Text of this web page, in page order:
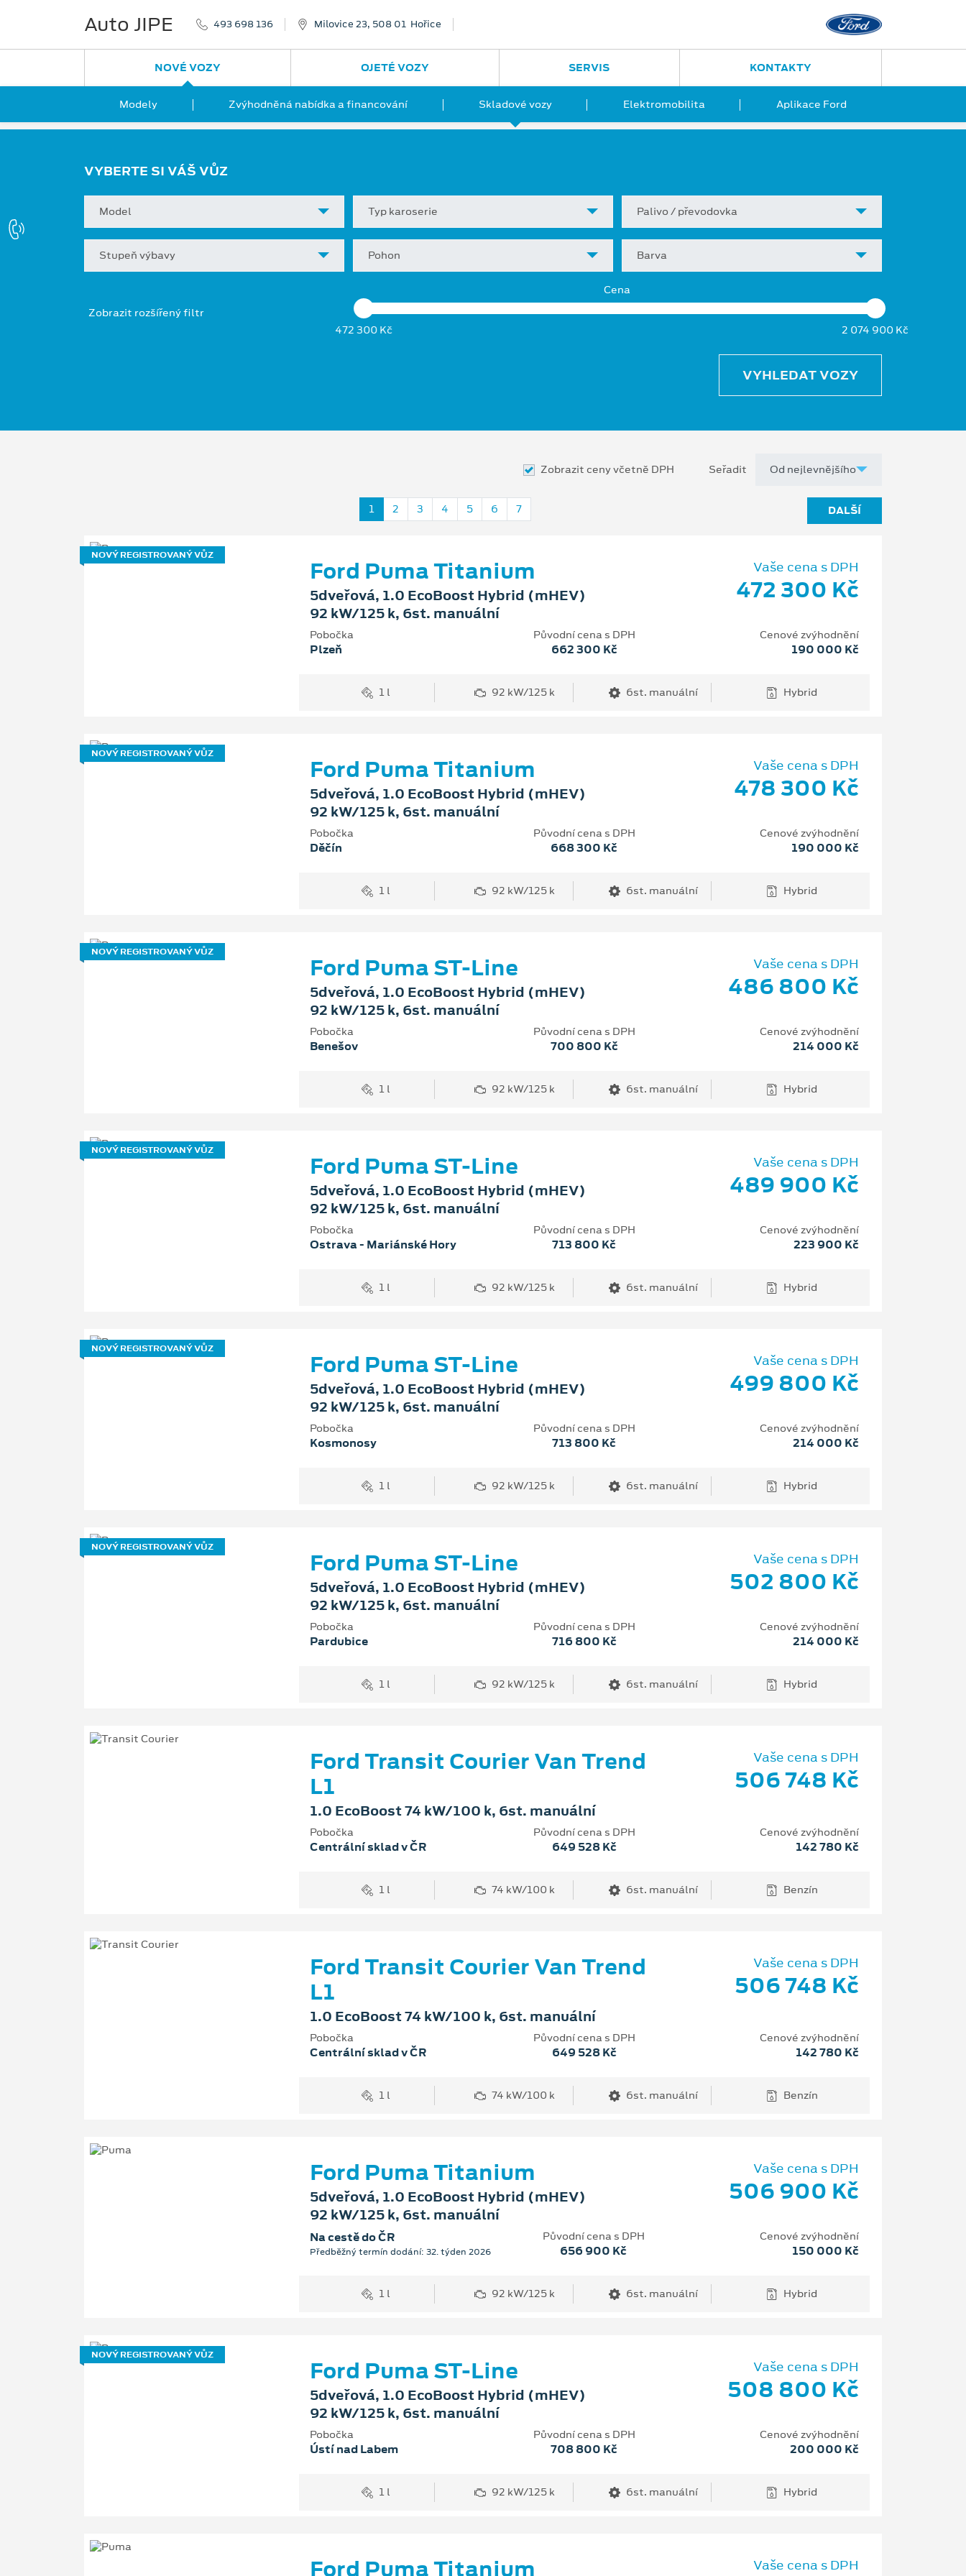
Auto JIPE 493 698 136 Milovice 23, 508 01 Hořice
NOVÉ VOZY
Modely Zvýhodněná nabídka a financování Skladové vozy Elektromobilita Aplikace Ford
OJETÉ VOZY SERVIS KONTAKTY
VYBERTE SI VÁŠ VŮZ
Model Typ karoserie Palivo / převodovka
Stupeň výbavy Pohon Barva
Zobrazit rozšířený filtr
Cena
472 300 Kč 2 074 900 Kč
VYHLEDAT VOZY
Zobrazit ceny včetně DPH Seřadit
1 2 3 4 5 6 7 DALŠÍ
NOVÝ REGISTROVANÝ VŮZ
Ford Puma Titanium
5dveřová, 1.0 EcoBoost Hybrid (mHEV)
92 kW/125 k, 6st. manuální
Vaše cena s DPH
472 300 Kč
Pobočka
Plzeň
Původní cena s DPH
662 300 Kč
Cenové zvýhodnění
190 000 Kč
1 l 92 kW/125 k 6st. manuální Hybrid
NOVÝ REGISTROVANÝ VŮZ
Ford Puma Titanium
5dveřová, 1.0 EcoBoost Hybrid (mHEV)
92 kW/125 k, 6st. manuální
Vaše cena s DPH
478 300 Kč
Pobočka
Děčín
Původní cena s DPH
668 300 Kč
Cenové zvýhodnění
190 000 Kč
1 l 92 kW/125 k 6st. manuální Hybrid
NOVÝ REGISTROVANÝ VŮZ
Ford Puma ST-Line
5dveřová, 1.0 EcoBoost Hybrid (mHEV)
92 kW/125 k, 6st. manuální
Vaše cena s DPH
486 800 Kč
Pobočka
Benešov
Původní cena s DPH
700 800 Kč
Cenové zvýhodnění
214 000 Kč
1 l 92 kW/125 k 6st. manuální Hybrid
NOVÝ REGISTROVANÝ VŮZ
Ford Puma ST-Line
5dveřová, 1.0 EcoBoost Hybrid (mHEV)
92 kW/125 k, 6st. manuální
Vaše cena s DPH
489 900 Kč
Pobočka
Ostrava - Mariánské Hory
Původní cena s DPH
713 800 Kč
Cenové zvýhodnění
223 900 Kč
1 l 92 kW/125 k 6st. manuální Hybrid
NOVÝ REGISTROVANÝ VŮZ
Ford Puma ST-Line
5dveřová, 1.0 EcoBoost Hybrid (mHEV)
92 kW/125 k, 6st. manuální
Vaše cena s DPH
499 800 Kč
Pobočka
Kosmonosy
Původní cena s DPH
713 800 Kč
Cenové zvýhodnění
214 000 Kč
1 l 92 kW/125 k 6st. manuální Hybrid
NOVÝ REGISTROVANÝ VŮZ
Ford Puma ST-Line
5dveřová, 1.0 EcoBoost Hybrid (mHEV)
92 kW/125 k, 6st. manuální
Vaše cena s DPH
502 800 Kč
Pobočka
Pardubice
Původní cena s DPH
716 800 Kč
Cenové zvýhodnění
214 000 Kč
1 l 92 kW/125 k 6st. manuální Hybrid
Ford Transit Courier Van Trend
L1
1.0 EcoBoost 74 kW/100 k, 6st. manuální
Vaše cena s DPH
506 748 Kč
Pobočka
Centrální sklad v ČR
Původní cena s DPH
649 528 Kč
Cenové zvýhodnění
142 780 Kč
1 l 74 kW/100 k 6st. manuální Benzín
Ford Transit Courier Van Trend
L1
1.0 EcoBoost 74 kW/100 k, 6st. manuální
Vaše cena s DPH
506 748 Kč
Pobočka
Centrální sklad v ČR
Původní cena s DPH
649 528 Kč
Cenové zvýhodnění
142 780 Kč
1 l 74 kW/100 k 6st. manuální Benzín
Ford Puma Titanium
5dveřová, 1.0 EcoBoost Hybrid (mHEV)
92 kW/125 k, 6st. manuální
Vaše cena s DPH
506 900 Kč
Na cestě do ČR
Předběžný termín dodání: 32. týden 2026
Původní cena s DPH
656 900 Kč
Cenové zvýhodnění
150 000 Kč
1 l 92 kW/125 k 6st. manuální Hybrid
NOVÝ REGISTROVANÝ VŮZ
Ford Puma ST-Line
5dveřová, 1.0 EcoBoost Hybrid (mHEV)
92 kW/125 k, 6st. manuální
Vaše cena s DPH
508 800 Kč
Pobočka
Ústí nad Labem
Původní cena s DPH
708 800 Kč
Cenové zvýhodnění
200 000 Kč
1 l 92 kW/125 k 6st. manuální Hybrid
Ford Puma Titanium Vaše cena s DPH